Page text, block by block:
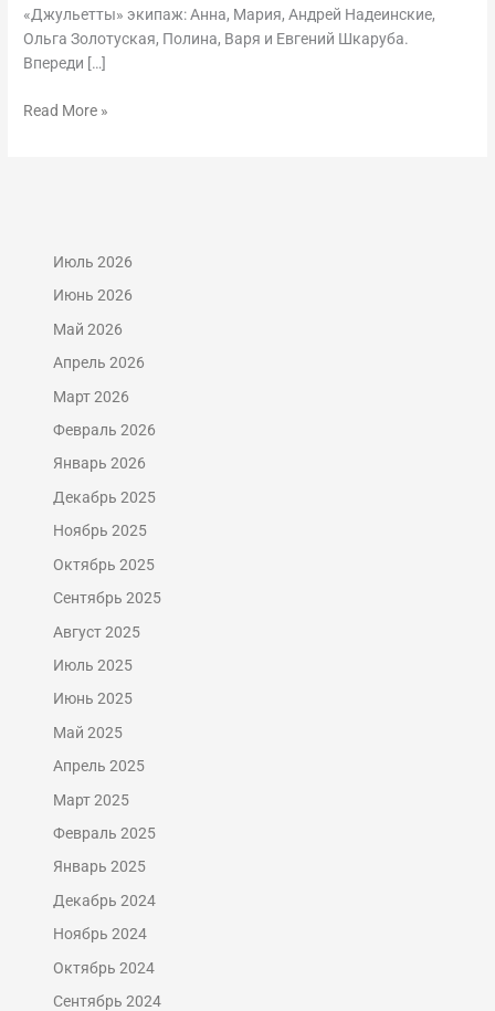
«Джульетты» экипаж: Анна, Мария, Андрей Надеинские,
Ольга Золотуская, Полина, Варя и Евгений Шкаруба.
Впереди […]
Read More »
Июль 2026
Июнь 2026
Май 2026
Апрель 2026
Март 2026
Февраль 2026
Январь 2026
Декабрь 2025
Ноябрь 2025
Октябрь 2025
Сентябрь 2025
Август 2025
Июль 2025
Июнь 2025
Май 2025
Апрель 2025
Март 2025
Февраль 2025
Январь 2025
Декабрь 2024
Ноябрь 2024
Октябрь 2024
Сентябрь 2024